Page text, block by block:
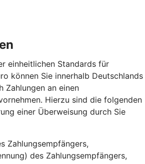
einheitlichen Standards für
können Sie innerhalb Deutschlands
Zahlungen an einen
Hierzu sind die folgenden
einer Überweisung durch Sie
Zahlungsempfängers,
des Zahlungsempfängers,